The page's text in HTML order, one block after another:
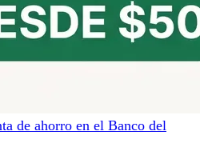
de ahorro en el Banco del